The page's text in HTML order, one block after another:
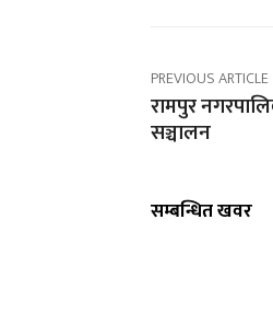
PREVIOUS ARTICLE
रामपुर
सञ्चालन
सम्बन्धित खवर